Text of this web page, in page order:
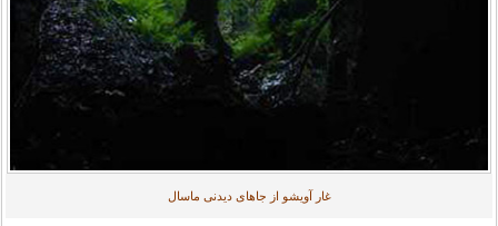
غار آویشو از جاهای دیدنی ماسال